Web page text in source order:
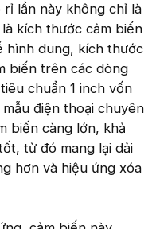
lần này không chỉ là
kích thước cảm biến
hình dung, kích thước
biến trên các dòng
chuẩn 1 inch vốn
điện thoại chuyên
biến càng lớn, khả
từ đó mang lại dải
hơn và hiệu ứng xóa